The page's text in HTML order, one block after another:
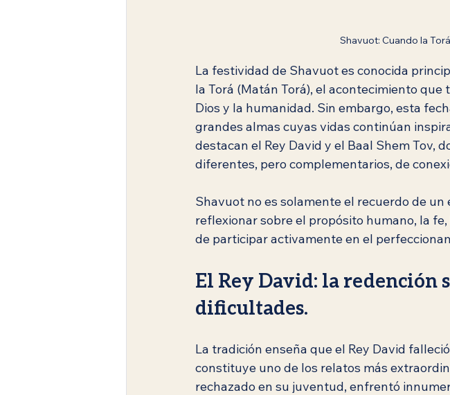
Shavuot: Cuando la
La festividad de Shavuot es conocida
la Torá (Matán Torá), el acontecimiento
Dios y la humanidad. Sin embargo, esta
grandes almas cuyas vidas continúan
destacan el Rey David y el Baal Shem Tov,
diferentes, pero complementarios, de
Shavuot no es solamente el recuerdo de
reflexionar sobre el propósito humano, la
de participar activamente en el
El Rey David: la redención
dificultades.
La tradición enseña que el Rey David
constituye uno de los relatos más
rechazado en su juventud, enfrentó